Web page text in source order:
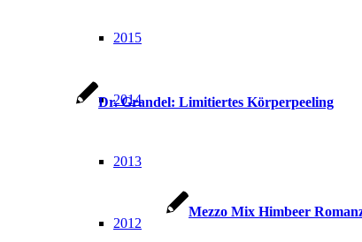
2015
2014
2013
2012
Dr. Grandel: Limitiertes Körperpeeling
Mezzo Mix Himbeer